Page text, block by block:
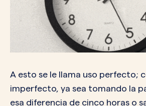
A esto se le llama uso perfecto;
imperfecto, ya sea tomando la
esa diferencia de cinco horas o